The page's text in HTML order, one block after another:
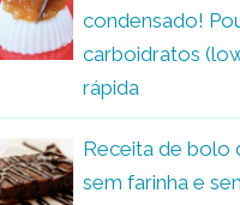
condensado!
carboidratos
rápida
Receita de bolo
sem farinha e